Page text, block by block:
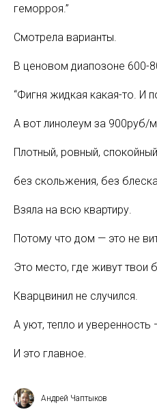
геморроя.”
Смотрела варианты.
В ценовом диапозоне
“Фигня жидкая какая-то. И
А вот линолеум за 900руб/
Плотный, ровный,
без скольжения, без
Взяла на всю квартиру.
Потому что дом — это не
Это место, где живут твои
Кварцвинил не случился.
А уют, тепло и уверенность
И это главное.
Андрей Чаптыков